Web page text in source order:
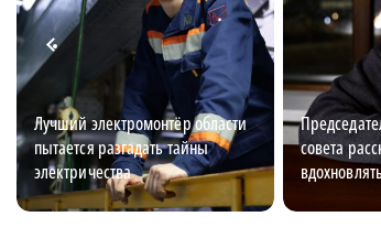
Лучший электромонтёр области
пытается разгадать тайны
электричества
совета